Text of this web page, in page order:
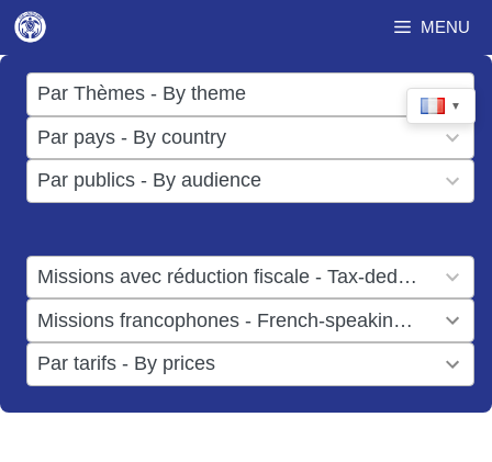
Aller
au
contenu
MENU
▼
Par Thèmes - By theme
17
results
available
Par pays - By country
50
results
available
Par publics - By audience
results
Missions avec réduction fiscale - Tax-deductible missions
result
available
Missions francophones - French-speaking missions
result
available
Par tarifs - By prices
results
available